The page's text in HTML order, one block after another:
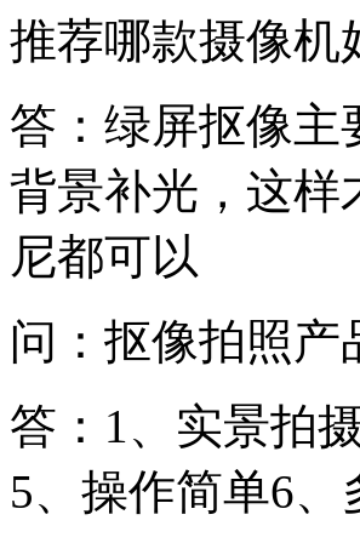
推荐哪款摄像机
答：绿屏抠像主
背景补光，这样
尼都可以
问：抠像拍照产
答：1、实景拍
5、操作简单6、